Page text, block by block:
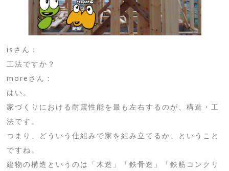
isさん：
工法ですか？
moreさん：
はい。
家づくりにおける耐震性能を最も左右するのが、構造・工
法です。
つまり、どういう仕組みで家を組み立てるか、ということ
ですね。
建物の構造というのは「木造」「鉄骨造」「鉄筋コンクリ